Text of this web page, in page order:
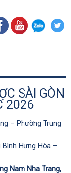
SÀI GÒN
2026
– Phường Trung
Bình Hưng Hòa –
Nam Nha Trang,